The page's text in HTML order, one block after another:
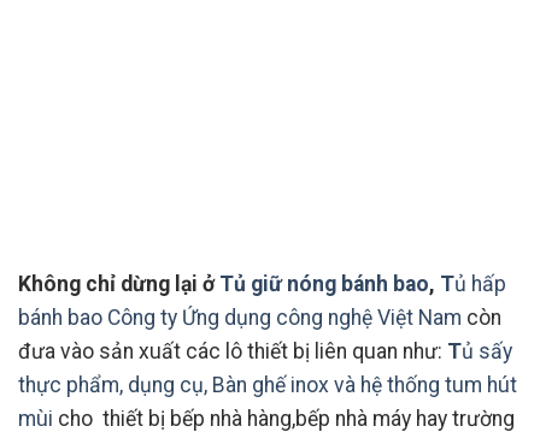
Không chỉ dừng lại ở Tủ giữ nóng bánh bao, Tủ hấp
bánh bao Công ty Ứng dụng công nghệ Việt Nam còn
đưa vào sản xuất các lô thiết bị liên quan như: Tủ sấy
thực phẩm, dụng cụ, Bàn ghế inox và hệ thống tum hút
mùi cho thiết bị bếp nhà hàng,bếp nhà máy hay trường